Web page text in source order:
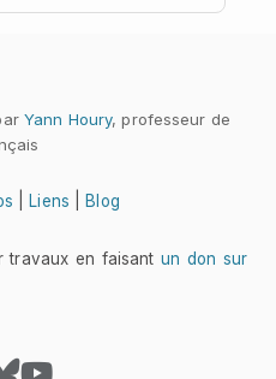
Yann Houry, professeur de
Liens Blog
travaux en faisant un don sur